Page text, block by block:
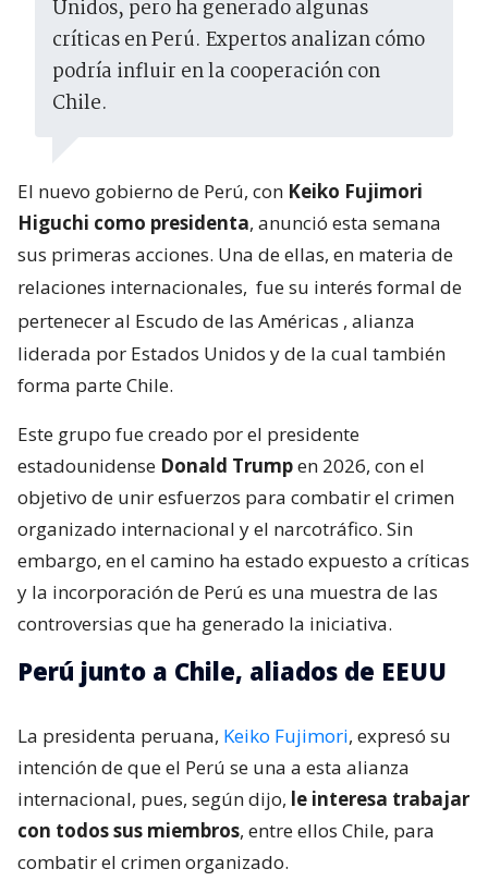
Unidos, pero ha generado algunas
críticas en Perú. Expertos analizan cómo
podría influir en la cooperación con
Chile.
El nuevo gobierno de Perú, con Keiko Fujimori
Higuchi como presidenta, anunció esta semana
sus primeras acciones. Una de ellas, en materia de
relaciones internacionales, fue su interés formal de
pertenecer al Escudo de las Américas , alianza
liderada por Estados Unidos y de la cual también
forma parte Chile.
Este grupo fue creado por el presidente
estadounidense Donald Trumpen 2026, con el
objetivo de unir esfuerzos para combatir el crimen
organizado internacional y el narcotráfico. Sin
embargo, en el camino ha estado expuesto a críticas
y la incorporación de Perú es una muestra de las
controversias que ha generado la iniciativa.
Perú junto a Chile, aliados de EEUU
La presidenta peruana, Keiko Fujimori, expresó su
intención de que el Perú se una a esta alianza
internacional, pues, según dijo, le interesa trabajar
con todos sus miembros, entre ellos Chile, para
combatir el crimen organizado.